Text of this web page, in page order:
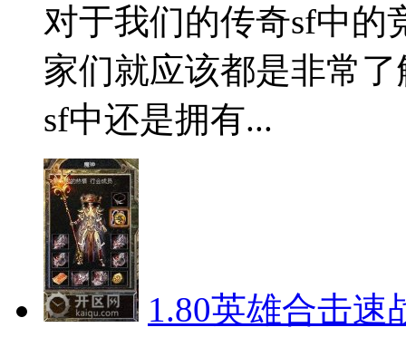
对于我们的传奇sf中的
家们就应该都是非常
sf中还是拥有...
1.80英雄合击